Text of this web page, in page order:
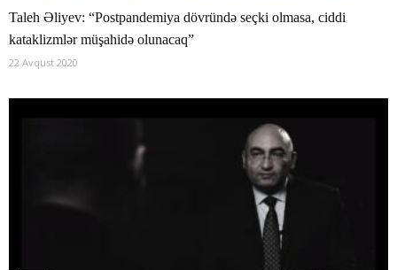
Taleh Əliyev: “Postpandemiya dövründə seçki olmasa, ciddi
kataklizmlər müşahidə olunacaq”
22 Avqust 2020